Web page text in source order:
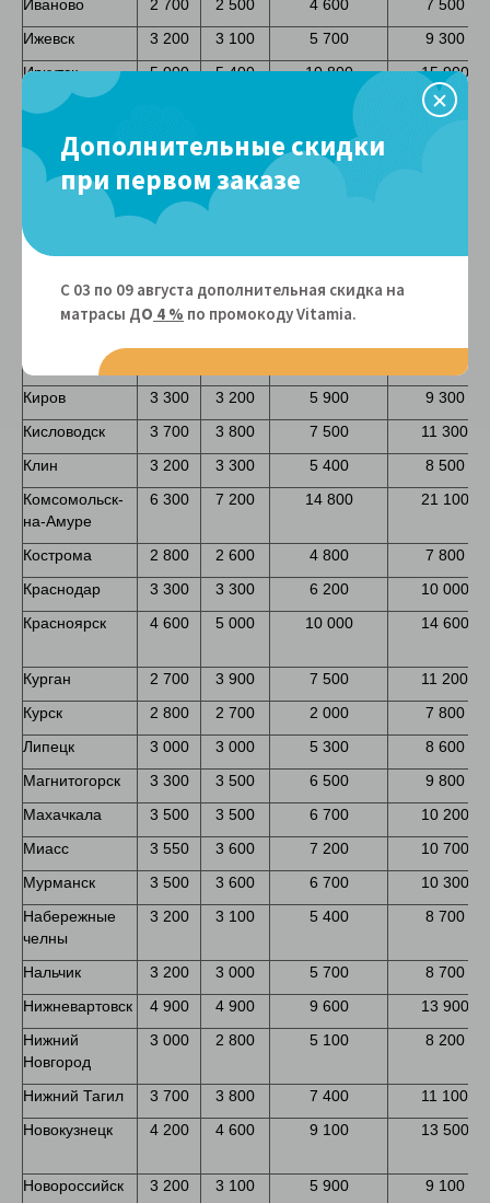
Иваново 2 700 2 500 4 600
7 500
Ижевск
3 200 3 100 5 700
9 300
Иркутск
5 000 5 400 10 800 15 900
8 400
Казань
5 900
Калининград
4 500 9 400
Калуга
Каменск-
Уральский
6 300 7 200 14 800
Киров 3 300 3 200 5 900
9 300
Кисловодск
3 700 3 800 7 500
11 300
Клин
3 200 3 300 5 400
8 500
Комсомольск-
на-Амуре
6 300 7 200 14 800 21 100
Кострома 2 800 2 600 4 800
7 800
Краснодар
3 300 3 300 6 200
10 000
Красноярск
4 600 5 000 10 000 14 600
Курган 2 700 3 900 7 500
11 200
Курск
2 800 2 700 2 000
7 800
Липецк
3 000 3 000 5 300
8 600
Магнитогорск
3 300 3 500 6 500
9 800
Махачкала
3 500 3 500 6 700
10 200
Миасс
3 550 3 600 7 200
10 700
Мурманск
3 500 3 600 6 700
10 300
Набережные
челны
3 200 3 100 5 400 8 700
Нальчик 3 200 3 000 5 700
8 700
Нижневартовск
4 900 4 900 9 600
13 900
Нижний
Новгород
3 000 2 800 5 100 8 200
Нижний Тагил 3 700 3 800 7 400
11 100
Новокузнецк
4 200 4 600 9 100 13 500
Новороссийск 3 200 3 100 5 900
9 100
Дополнительные скидки
при первом заказе
С 03 по 09 августа дополнительная скидка на
матрасы ДО 4 % по промокоду Vitamiа.